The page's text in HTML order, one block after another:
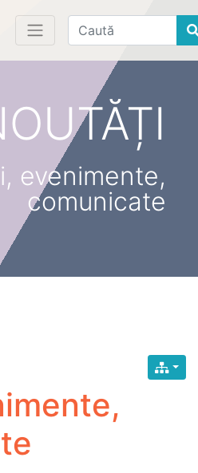
Find
evenimente,
comunicate